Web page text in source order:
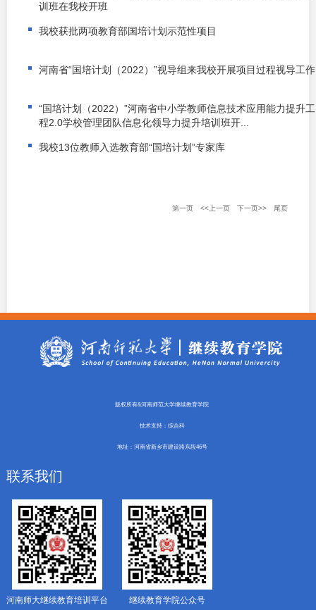
训班在我校开班
我校获批两项教育部国培计划示范性项目
河南省“国培计划（2022）”视导组来我校开展项目过程视导工作
“国培计划（2022）”河南省中小学教师信息技术应用能力提升工
程2.0学校管理团队信息化领导力提升培训班开...
我校13位教师入选教育部“国培计划”专家库
第一页 <<上一页 下一页>> 尾页
版权所有&河南师范大学继续教育学院
技术支持：综合科
地址：河南省新乡市建设路东段46号
联系我们
河南师大继续教育培训平台 继续教育学院公众号